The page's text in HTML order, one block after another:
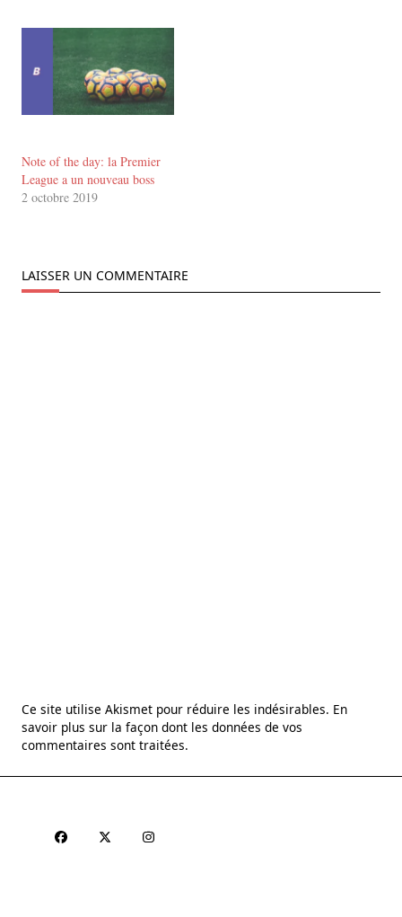
Note of the day: la Premier
League a un nouveau boss
2 octobre 2019
LAISSER UN COMMENTAIRE
Ce site utilise Akismet pour réduire les indésirables. En
savoir plus sur la façon dont les données de vos
commentaires sont traitées.